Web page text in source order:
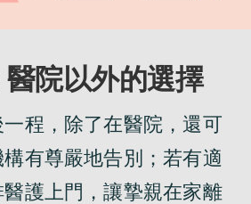
院以外的選擇
程，除了在醫院，還可
有尊嚴地告別；若有適
護上門，讓摯親在家離